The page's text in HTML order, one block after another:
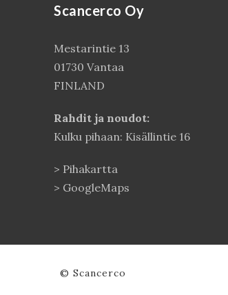
Scancerco Oy
Mestarintie 13
01730 Vantaa
FINLAND
Rahdit ja noudot:
Kulku pihaan: Kisällintie 16
> Pihakartta
> GoogleMaps
© Scancerco